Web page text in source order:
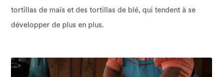
tortillas de maïs et des tortillas de blé, qui tendent à se
développer de plus en plus.